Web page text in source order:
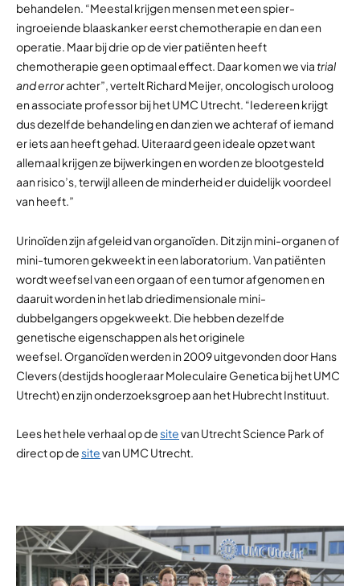
behandelen. “Meestal krijgen mensen met een spier-
ingroeiende blaaskanker eerst chemotherapie en dan een
operatie. Maar bij drie op de vier patiënten heeft
chemotherapie geen optimaal effect. Daar komen we via trial
and errorachter”, vertelt Richard Meijer, oncologisch uroloog
en associate professor bij het UMC Utrecht. “Iedereen krijgt
dus dezelfde behandeling en dan zien we achteraf of iemand
er iets aan heeft gehad. Uiteraard geen ideale opzet want
allemaal krijgen ze bijwerkingen en worden ze blootgesteld
aan risico’s, terwijl alleen de minderheid er duidelijk voordeel
van heeft.”
Urinoïden zijn afgeleid van organoïden. Dit zijn mini-organen of
mini-tumoren gekweekt in een laboratorium. Van patiënten
wordt weefsel van een orgaan of een tumor afgenomen en
daaruit worden in het lab driedimensionale mini-
dubbelgangers opgekweekt. Die hebben dezelfde
genetische eigenschappen als het originele
weefsel. Organoïden werden in 2009 uitgevonden door Hans
Clevers (destijds hoogleraar Moleculaire Genetica bij het UMC
Utrecht) en zijn onderzoeksgroep aan het Hubrecht Instituut.
Lees het hele verhaal op desitevan Utrecht Science Park of
direct op desitevan UMC Utrecht.